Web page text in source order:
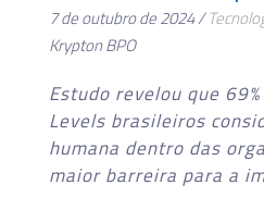
7 de outubro de 2024 /
Krypton BPO
Estudo revelou que 69%
Levels brasileiros
humana dentro das
maior barreira para a